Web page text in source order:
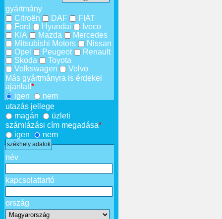
gyártmány
Citroën
DAF
FIAT
Ford
Hyundai
Iveco
KIA
Mazda
Mercedes
Mitsubishi Motors
Nissan
Opel
Peugeot
Renault
Skoda
Toyota
Volkswagen
Volvo
Más gyártmányra is érdekel
ajánlat!*
igen
nem
utazás jellege
magán
üzleti
számlázási cím megadása*
igen
nem
székhely adatok
név
kapcsolattartó
ország